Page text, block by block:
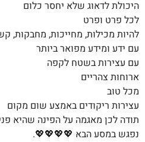
היכולת לדאוג שלא יחסר כלום
לכל פרט ופרט
להיות מכילות, מחייכות, מחבקות,
עם ידע ומידע מפואר ביותר
עם עצירות בשטח לקפה
ארוחות צהריים
מכל טוב
עצירות ריקודים באמצע שום מקום
תודה לכן מאגמה על הפינה שהיא
נפגש במסע הבא 💖💖💖💖
.